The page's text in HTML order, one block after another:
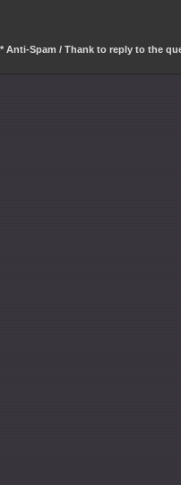
Anti-Spam / Thank to reply to the